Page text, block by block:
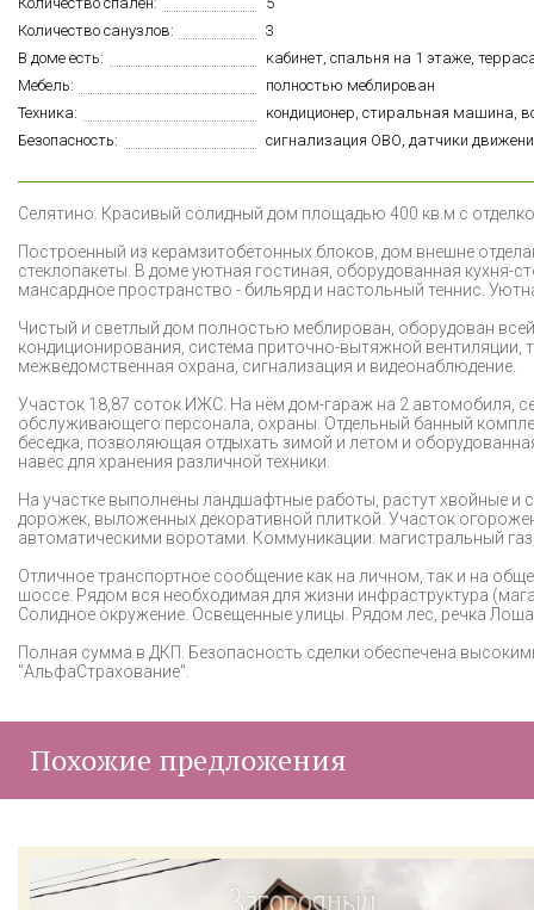
Количество санузлов:
3
В доме есть:
кабинет, спальня на 1 этаже,
Мебель:
полностью меблирован
Техника:
кондиционер, стиральная машина,
Безопасность:
сигнализация ОВО, датчики
Селятино. Красивый солидный дом площадью 400 кв.м с
Построенный из керамзитобетонных блоков, дом внешне
стеклопакеты. В доме уютная гостиная, оборудованная кухня-
мансардное пространство - бильярд и настольный теннис.
Чистый и светлый дом полностью меблирован, оборудован
кондиционирования, система приточно-вытяжной вентиляции,
межведомственная охрана, сигнализация и видеонаблюдение.
Участок 18,87 соток ИЖС. На нём дом-гараж на 2 автомобиля,
обслуживающего персонала, охраны. Отдельный банный
беседка, позволяющая отдыхать зимой и летом и
навес для хранения различной техники.
На участке выполнены ландшафтные работы, растут хвойные и
дорожек, выложенных декоративной плиткой. Участок
автоматическими воротами. Коммуникации: магистральный
Отличное транспортное сообщение как на личном, так и на
шоссе. Рядом вся необходимая для жизни инфраструктура
Солидное окружение. Освещенные улицы. Рядом лес, речка
Полная сумма в ДКП. Безопасность сделки обеспечена
"АльфаСтрахование".
Похожие предложения